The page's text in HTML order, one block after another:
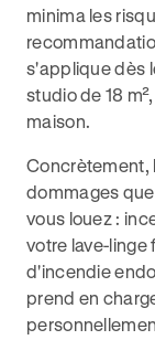
minima les
s'applique dès
studio de 18
maison.
Concrètement,
dommages
vous louez :
votre lave-linge
d'incendie
prend en